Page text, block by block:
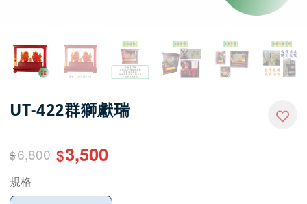
UT-422群獅獻瑞
$6,800 $3,500
規格